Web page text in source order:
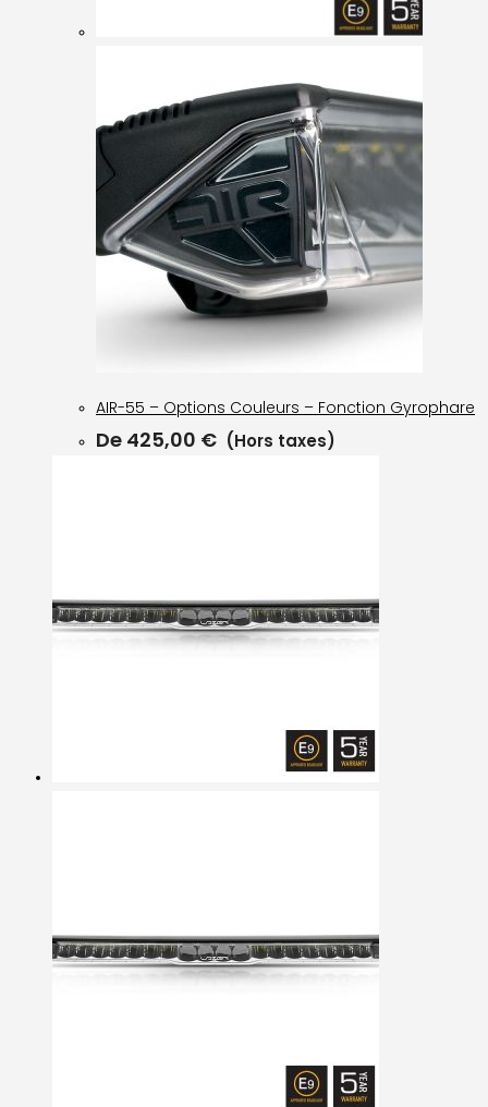
AIR-55 – Options Couleurs – Fonction Gyrophare
De 425,00 € (Hors taxes)